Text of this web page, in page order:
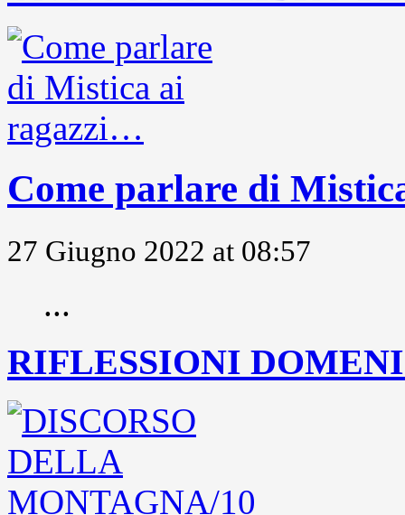
Come parlare di
27 Giugno 2022 at 08:57
...
RIFLESSIONI